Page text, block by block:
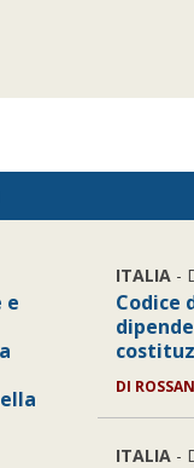
e
ITALIA -
Codice
DI
ITALIA -